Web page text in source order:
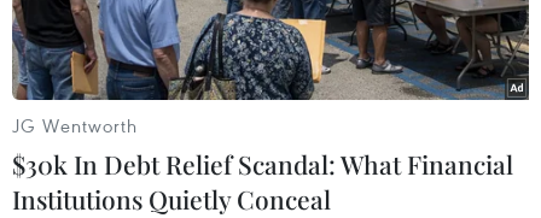
JG Wentworth
$30k In Debt Relief Scandal: What Financial
Institutions Quietly Conceal